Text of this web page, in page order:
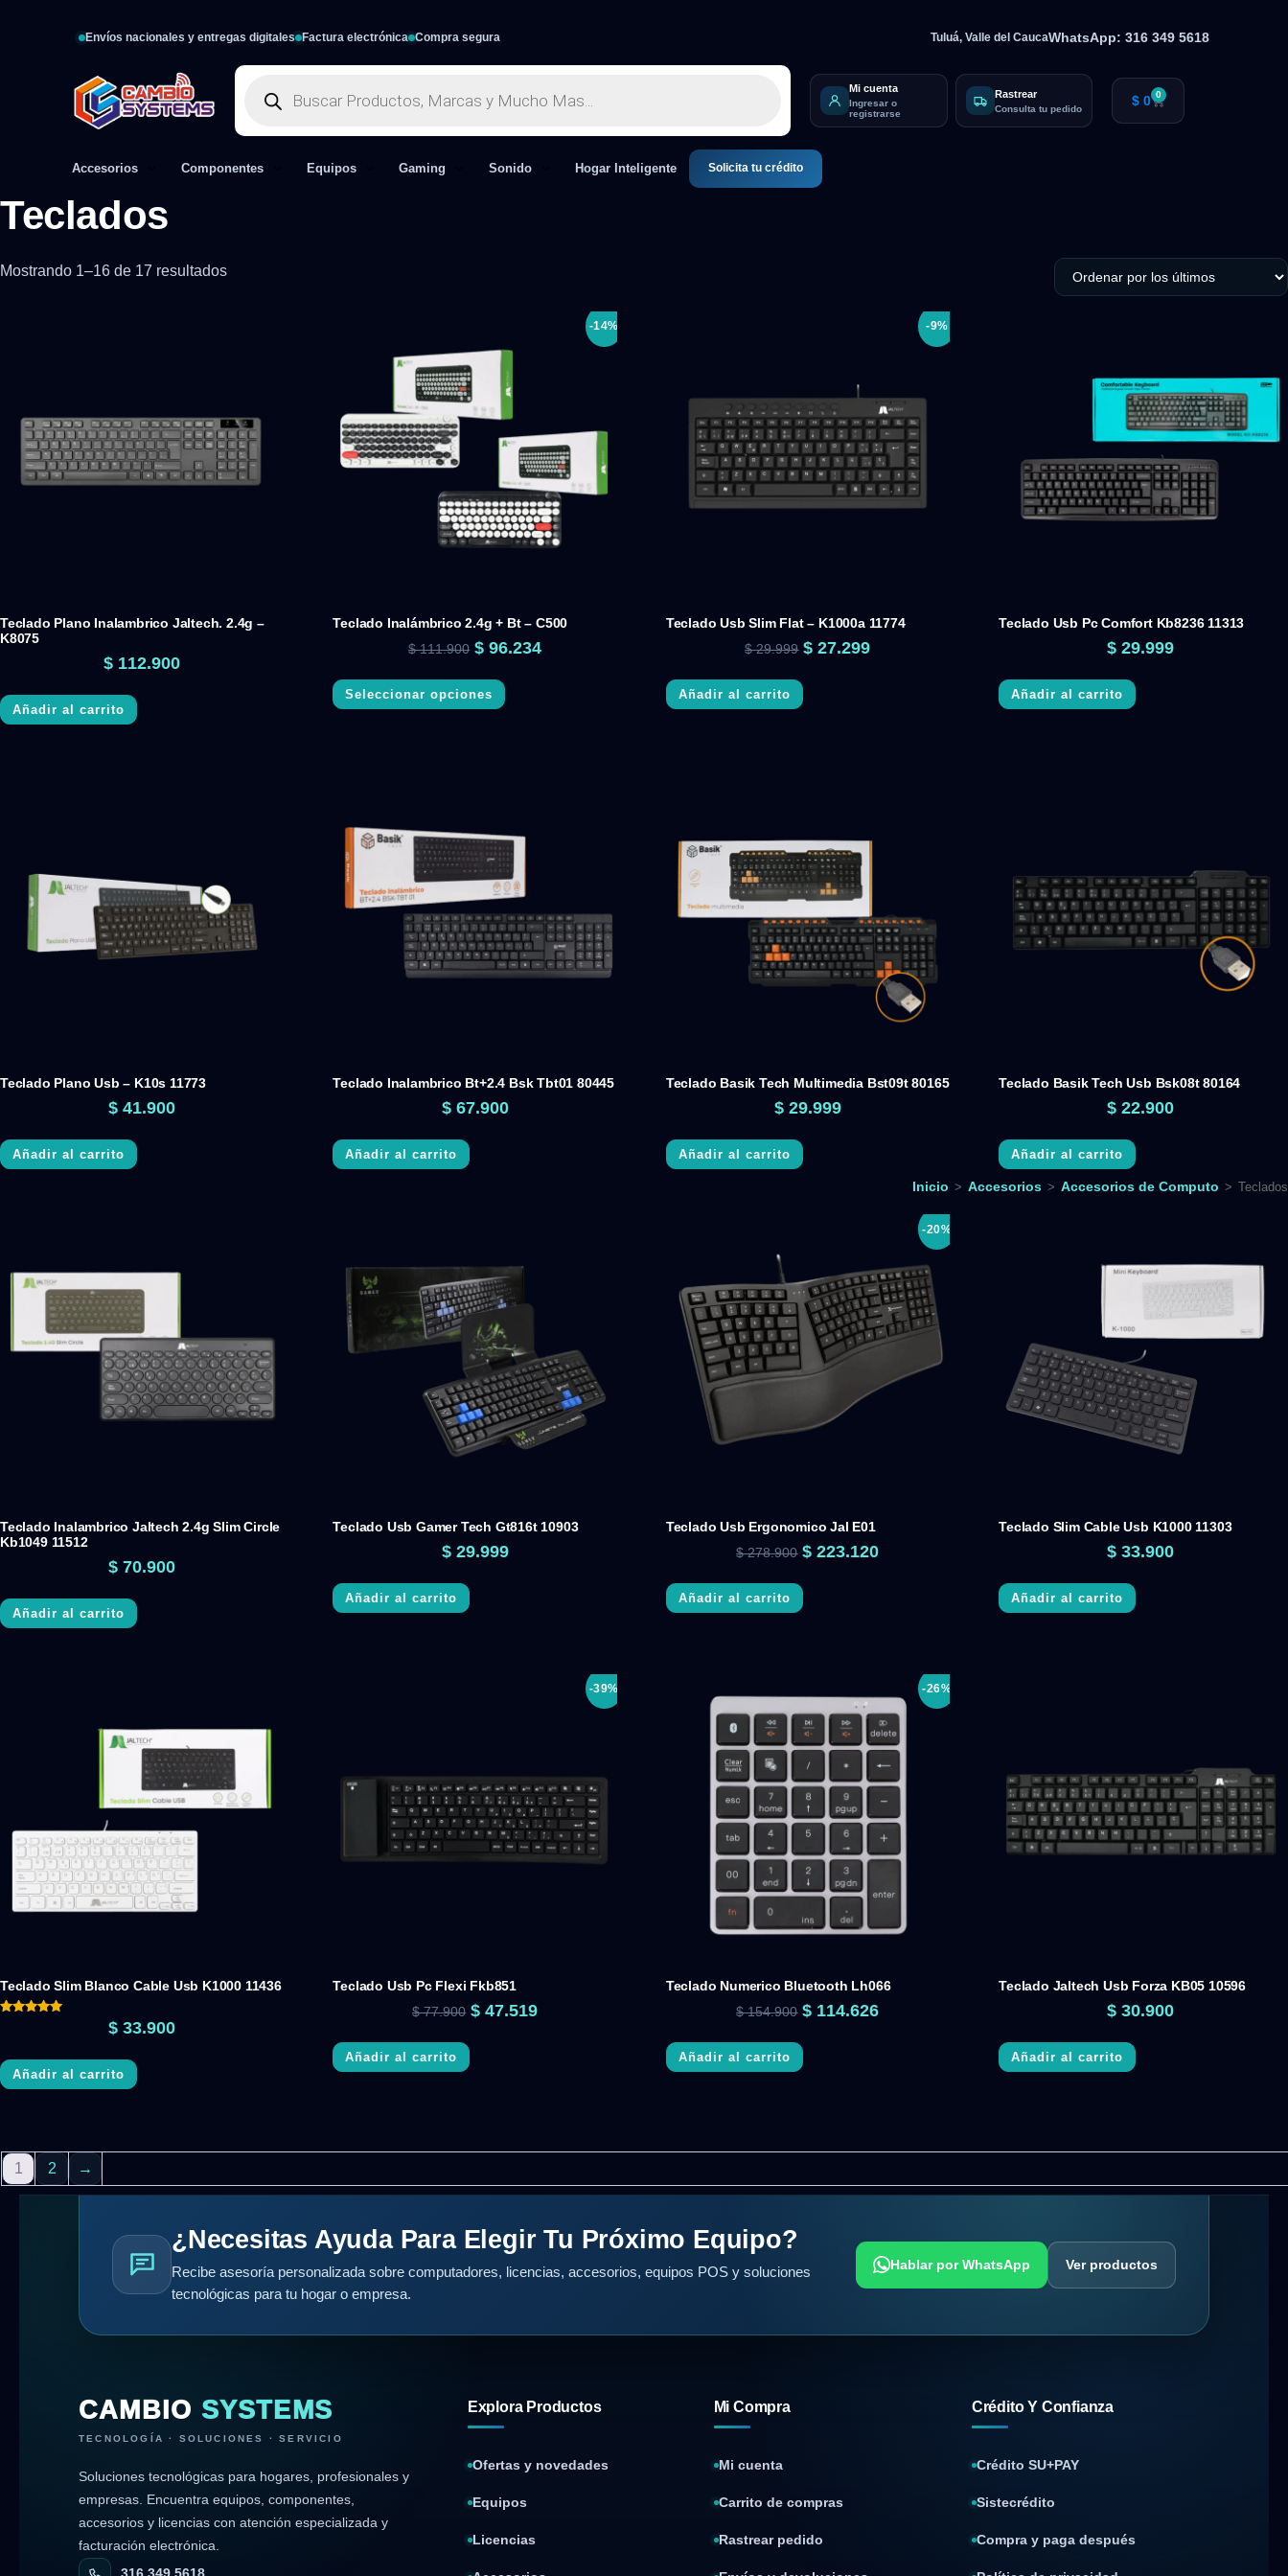
Envíos nacionales y entregas digitales Factura electrónica Compra segura Tuluá, Valle del CaucaWhatsApp: 316 349 5618
Mi cuenta
Ingresar o
registrarse
Rastrear
Consulta tu pedido $ 0 0
Accesorios Componentes Equipos Gaming Sonido Hogar Inteligente Solicita tu crédito
Inicio > Accesorios > Accesorios de Computo > Teclados
Teclados
Mostrando 1–16 de 17 resultados
Teclado Plano Inalambrico Jaltech. 2.4g –
K8075
$ 112.900
Añadir al carrito
-14%
Teclado Inalámbrico 2.4g + Bt – C500
$111.900 $ 96.234
Seleccionar opciones
-9%
Teclado Usb Slim Flat – K1000a 11774
$29.999 $ 27.299
Añadir al carrito
Teclado Usb Pc Comfort Kb8236 11313
$ 29.999
Añadir al carrito
Teclado Plano Usb – K10s 11773
$ 41.900
Añadir al carrito
Teclado Inalambrico Bt+2.4 Bsk Tbt01 80445
$67.900
Añadir al carrito
Teclado Basik Tech Multimedia Bst09t 80165
$29.999
Añadir al carrito
Teclado Basik Tech Usb Bsk08t 80164
$ 22.900
Añadir al carrito
Teclado Inalambrico Jaltech 2.4g Slim Circle
Kb1049 11512
$ 70.900
Añadir al carrito
Teclado Usb Gamer Tech Gt816t 10903
$29.999
Añadir al carrito
-20%
Teclado Usb Ergonomico Jal E01
$278.900 $ 223.120
Añadir al carrito
Teclado Slim Cable Usb K1000 11303
$ 33.900
Añadir al carrito
Teclado Slim Blanco Cable Usb K1000 11436
de 5
$ 33.900
Añadir al carrito
-39%
Teclado Usb Pc Flexi Fkb851
$77.900 $ 47.519
Añadir al carrito
-26%
Teclado Numerico Bluetooth Lh066
$154.900 $ 114.626
Añadir al carrito
Teclado Jaltech Usb Forza KB05 10596
$ 30.900
Añadir al carrito
1 2 →
¿Necesitas Ayuda Para Elegir Tu Próximo Equipo?
Recibe asesoría personalizada sobre computadores, licencias, accesorios, equipos POS y soluciones
tecnológicas para tu hogar o empresa.
Hablar por WhatsApp Ver productos
CAMBIO SYSTEMS
TECNOLOGÍA · SOLUCIONES · SERVICIO
Soluciones tecnológicas para hogares, profesionales y
empresas. Encuentra equipos, componentes,
accesorios y licencias con atención especializada y
facturación electrónica.
Explora Productos
Ofertas y novedades
Equipos
Licencias
Mi Compra
Mi cuenta
Carrito de compras
Rastrear pedido
Crédito Y Confianza
Crédito SU+PAY
Sistecrédito
Compra y paga después